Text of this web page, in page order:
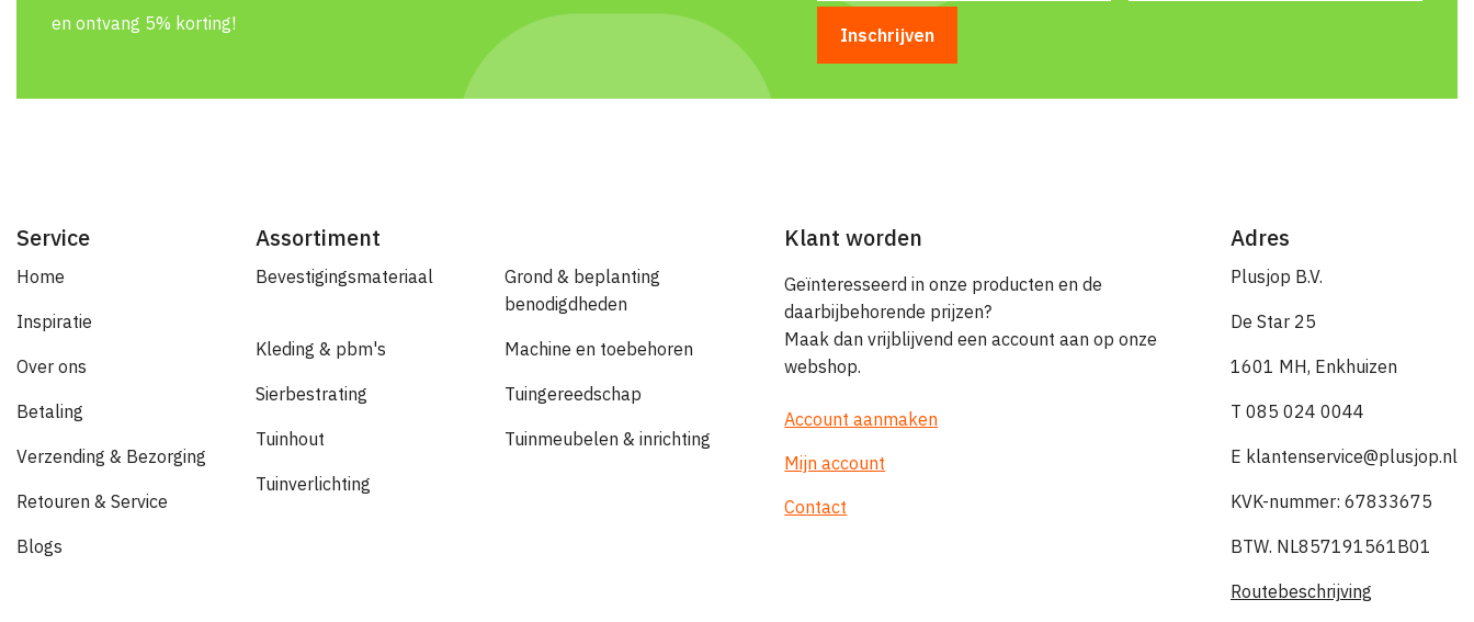
en ontvang 5% korting!
Service
Home
Inspiratie
Over ons
Betaling
Verzending & Bezorging
Retouren & Service
Blogs
Assortiment
Bevestigingsmateriaal
Grond & beplanting
benodigdheden
Kleding & pbm's Machine en toebehoren
Sierbestrating Tuingereedschap
Tuinhout Tuinmeubelen & inrichting
Tuinverlichting
Klant worden
Geïnteresseerd in onze producten en de
daarbijbehorende prijzen?
Maak dan vrijblijvend een account aan op onze
webshop.
Account aanmaken
Mijn account
Contact
Adres
Plusjop B.V.
De Star 25
1601 MH, Enkhuizen
T 085 024 0044
E klantenservice@plusjop.nl
KVK-nummer: 67833675
BTW. NL857191561B01
Routebeschrijving